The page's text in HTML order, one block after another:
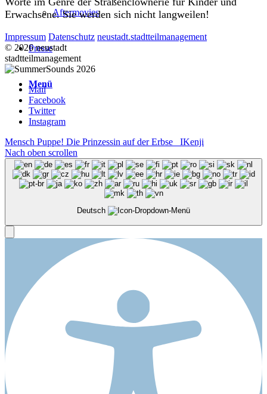
Aftermovies
Presse
Menü
Erwachsene. Sie werden sich nicht langweilen!
Impressum Datenschutz neustadt.stadtteilmanagement
© 2026 neustadt
stadtteilmanagement
Mail
Facebook
Twitter
Instagram
Mensch Puppe! Die Prinzessin auf der Erbse
IKenji
Nach oben scrollen
Deutsch